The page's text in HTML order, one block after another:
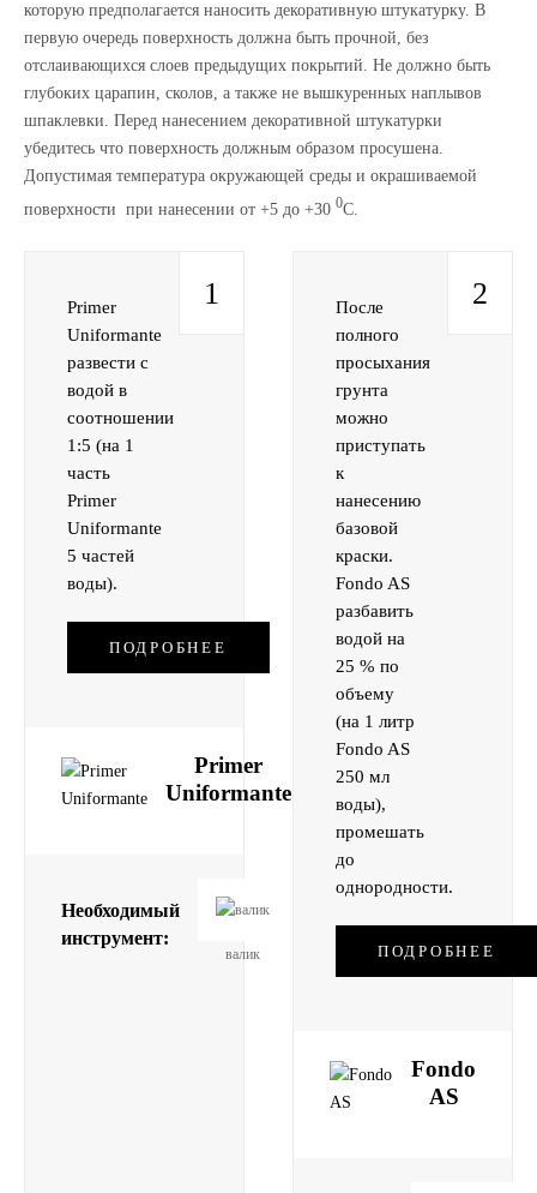
которую предполагается наносить декоративную штукатурку. В
первую очередь поверхность должна быть прочной, без
отслаивающихся слоев предыдущих покрытий. Не должно быть
глубоких царапин, сколов, а также не вышкуренных наплывов
шпаклевки. Перед нанесением декоративной штукатурки
убедитесь что поверхность должным образом просушена.
Допустимая температура окружающей среды и окрашиваемой
поверхности при нанесении от +5 до +30 0С.
Primer
Uniformante
развести с
водой в
соотношении
1:5 (на 1
часть
Primer
Uniformante
5 частей
воды).
ПОДРОБНЕЕ
1
Primer
Uniformante
Необходимый
инструмент:
валик
После
полного
просыхания
грунта
можно
приступать
к
нанесению
базовой
краски.
Fondo AS
разбавить
водой на
25 % по
объему
(на 1 литр
Fondo AS
250 мл
воды),
промешать
до
однородности.
ПОДРОБНЕЕ
2
Fondo
AS